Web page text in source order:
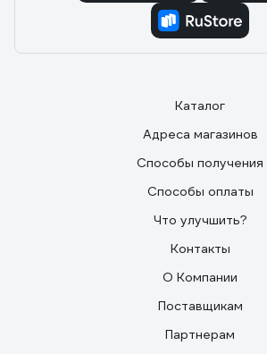
Каталог
Адреса магазинов
Способы получения
Способы оплаты
Что улучшить?
Контакты
О Компании
Поставщикам
Партнерам